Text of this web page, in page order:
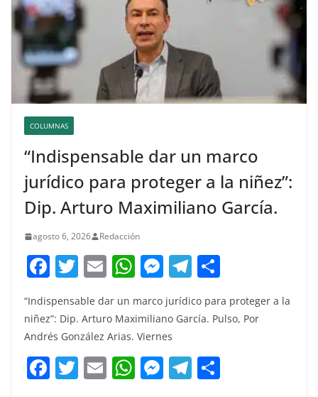
COLUMNAS
“Indispensable dar un marco
jurídico para proteger a la niñez”:
Dip. Arturo Maximiliano García.
agosto 6, 2026 Redacción
F
c
e
b
o
T
w
itt
er
E
ai
l
W
at
s
A
p
M
e
ss
e
n
g
T
e
a
m
m
“Indispensable dar un marco jurídico para proteger a la
niñez”: Dip. Arturo Maximiliano García. Pulso, Por
Andrés González Arias. Viernes
F T E W M T